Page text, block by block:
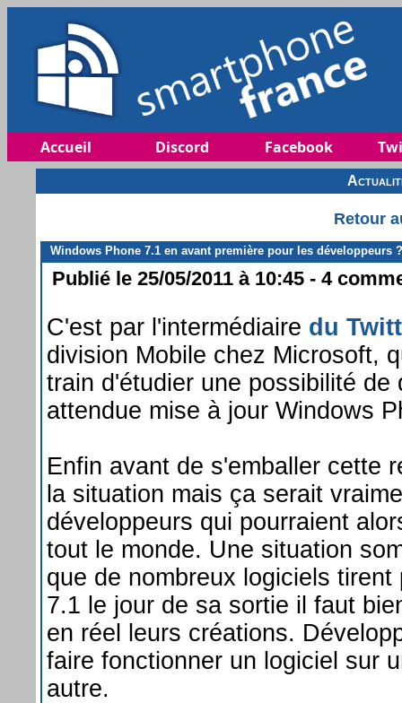
Accueil Discord Facebook
Retour
Windows Phone 7.1 en avant première pour les développeurs ?
Publié le 25/05/2011 à 10:45 - 4
C'est par l'intermédiaire du
division Mobile chez Microsoft,
train d'étudier une possibilité
attendue mise à jour Windows
Enfin avant de s'emballer cette
la situation mais ça serait
développeurs qui pourraient
tout le monde. Une situation
que de nombreux logiciels
7.1 le jour de sa sortie il faut
en réel leurs créations.
faire fonctionner un logiciel sur
autre.